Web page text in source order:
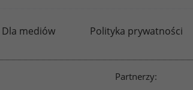
Dla mediów Polityka prywatności
Partnerzy: